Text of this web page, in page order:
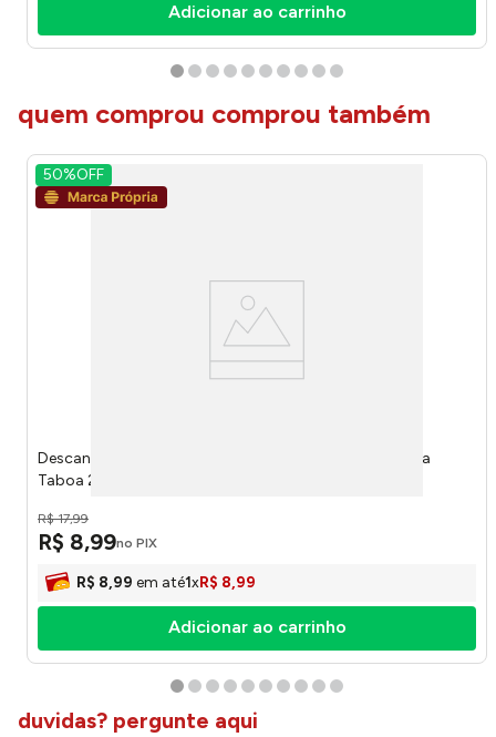
Adicionar ao carrinho
quem comprou comprou também
50%OFF
Descanso de Panela Bela Casa Redondo Tipo Sisal Fibra
Taboa 25cm LM1962 - honeyhome
R$ 17,99
R$ 8,99no PIX
R$ 8,99 em até1xR$ 8,99
Adicionar ao carrinho
duvidas? pergunte aqui